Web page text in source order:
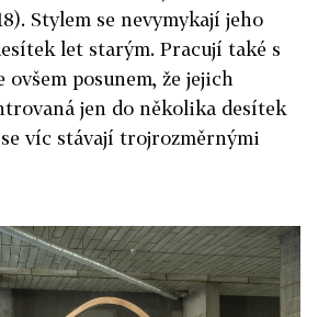
Stylem se nevymykají jeho
let starým. Pracují také s
posunem, že jejich
jen do několika desítek
víc stávají trojrozměrnými